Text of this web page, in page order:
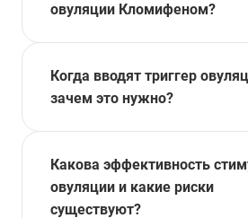
овуляции Кломифеном?
Когда вводят триггер
зачем это нужно?
Какова эффективность
овуляции и какие риски
существуют?